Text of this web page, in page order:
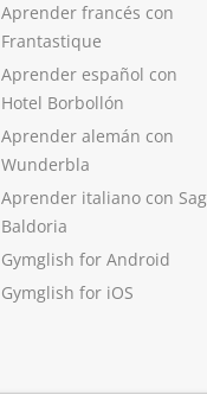
Aprender francés con
Frantastique
Aprender español con
Hotel Borbollón
Aprender alemán con
Wunderbla
Aprender italiano con
Baldoria
Gymglish for Android
Gymglish for iOS